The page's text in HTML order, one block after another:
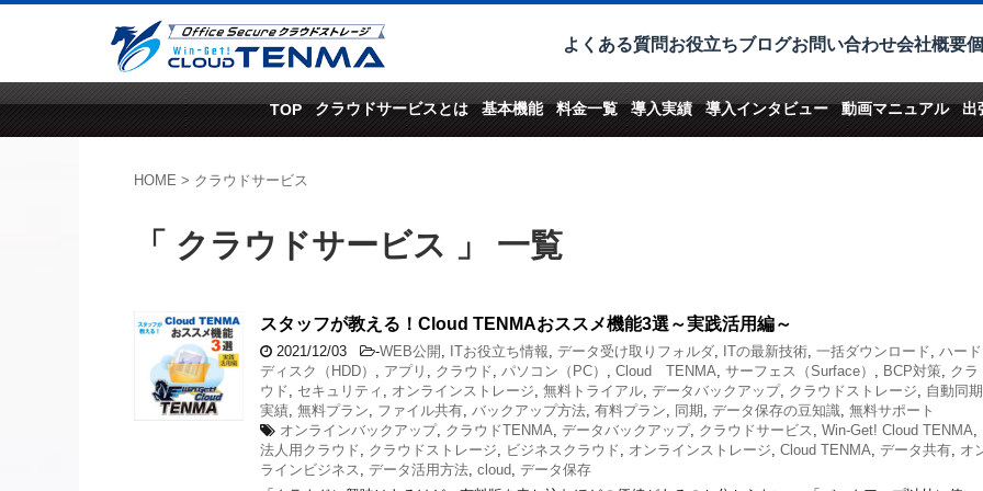
よくある質問お役立ちブログお問い合わせ会社概要
TOP クラウドサービスとは 基本機能 料金一覧 導入実績 導入インタビュー 動画マニュアル 出
HOME > クラウドサービス
「 クラウドサービス 」 一覧
スタッフが教える！Cloud TENMAおススメ機能3選～実践活用編～
2021/12/03 -WEB公開 , ITお役立ち情報, データ受け取りフォルダ, ITの最新技術, 一括ダウンロード, ハード
ディスク（HDD） , アプリ , クラウド, パソコン（PC） , Cloud TENMA, サーフェス（Surface） , BCP対策, クラ
ウド, セキュリティ , オンラインストレージ, 無料トライアル, データバックアップ, クラウドストレージ, 自動同期
実績, 無料プラン, ファイル共有, バックアップ方法, 有料プラン, 同期, データ保存の豆知識, 無料サポート
オンラインバックアップ, クラウドTENMA, データバックアップ, クラウドサービス , Win-Get! Cloud TENMA,
法人用クラウド, クラウドストレージ, ビジネスクラウド, オンラインストレージ, Cloud TENMA, データ共有, オ
ラインビジネス , データ活用方法, cloud, データ保存